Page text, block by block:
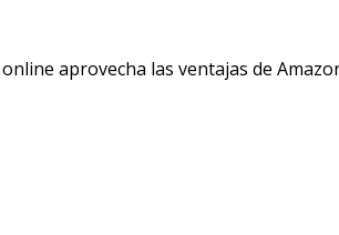
aprovecha las ventajas de